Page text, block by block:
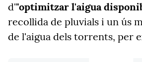
d'"optimitzar l'aigua
recollida de pluvials i un ús
de l'aigua dels torrents, per